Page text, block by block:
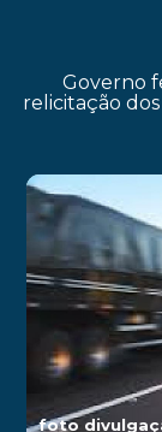
Governo
relicitação
foto